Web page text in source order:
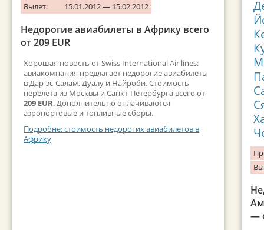
Вылет:
15.01.2012 — 15.02.2012
Недорогие авиабилеты в Африку всего
от 209 EUR
Хорошая новость от Swiss International Air lines:
авиакомпания предлагает недорогие авиабилеты
в Дар-эс-Салам, Дуалу и Найроби. Стоимость
перелета из Москвы и Санкт-Петербурга всего от
209 EUR. Дополнительно оплачиваются
аэропортовые и топливные сборы.
Подробне: стоимость недорогих авиабилетов в
Африку
—